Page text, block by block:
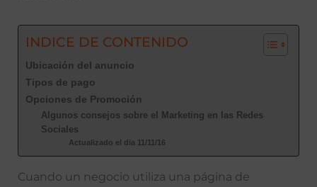
INDICE DE CONTENIDO
Ubicación del anuncio
Tipos de pago
Opciones de Promoción
Algunos consejos sobre el Marketing en las Redes
Sociales
Actualizado el dia 11/11/16
Cuando un negocio utiliza una página de